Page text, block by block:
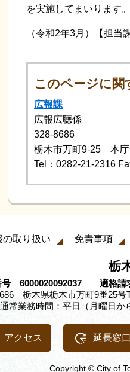
を実施してまいります。
（令和2年3月）【担当
このページに関
広報課
広報広聴係
328-8686
栃木市万町9-25 本
Tel：0282-21-2316
の取り扱い 免責事項
栃
号 6000020092037 適格請
栃木県栃木市万町9番25号
常業務時間：平日（月曜日か
アクセス 延長窓
Copyright © City of